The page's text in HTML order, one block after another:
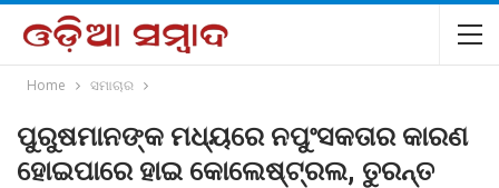
Home ସମାଚାର
ପୁରୁଷମାନଙ୍କ ମଧ୍ୟରେ ନପୁଂସକତାର କାରଣ
ହୋଇପାରେ ହାଇ କୋଲେଷ୍ଟ୍ରଲ, ତୁରନ୍ତ